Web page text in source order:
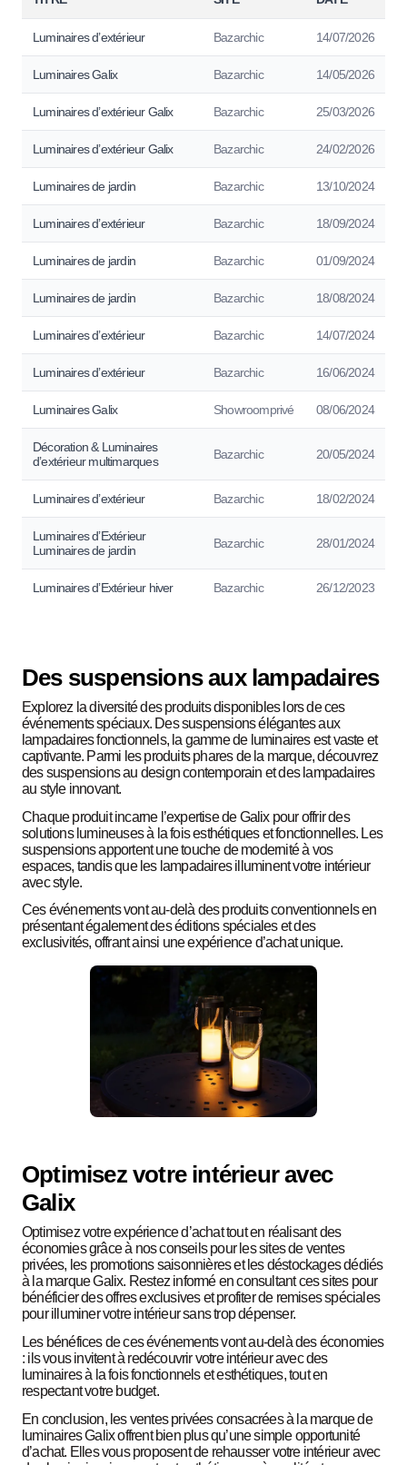
Luminaires d’extérieur Bazarchic 14/07/2026
Luminaires Galix Bazarchic 14/05/2026
Luminaires d’extérieur Galix Bazarchic 25/03/2026
Luminaires d’extérieur Galix Bazarchic 24/02/2026
Luminaires de jardin Bazarchic 13/10/2024
Luminaires d’extérieur Bazarchic 18/09/2024
Luminaires de jardin Bazarchic 01/09/2024
Luminaires de jardin Bazarchic 18/08/2024
Luminaires d’extérieur Bazarchic 14/07/2024
Luminaires d’extérieur Bazarchic 16/06/2024
Luminaires Galix Showroomprivé 08/06/2024
Décoration & Luminaires
d’extérieur multimarques
Bazarchic 20/05/2024
Luminaires d’extérieur Bazarchic 18/02/2024
Luminaires d’Extérieur
Luminaires de jardin
Bazarchic 28/01/2024
Luminaires d’Extérieur hiver Bazarchic 26/12/2023
Des suspensions aux lampadaires
Explorez la diversité des produits disponibles lors de ces
événements spéciaux. Des suspensions élégantes aux
lampadaires fonctionnels, la gamme de luminaires est vaste et
captivante. Parmi les produits phares de la marque, découvrez
des suspensions au design contemporain et des lampadaires
au style innovant.
Chaque produit incarne l’expertise de Galix pour offrir des
solutions lumineuses à la fois esthétiques et fonctionnelles. Les
suspensions apportent une touche de modernité à vos
espaces, tandis que les lampadaires illuminent votre intérieur
avec style.
Ces événements vont au-delà des produits conventionnels en
présentant également des éditions spéciales et des
exclusivités, offrant ainsi une expérience d’achat unique.
Optimisez votre intérieur avec
Galix
Optimisez votre expérience d’achat tout en réalisant des
économies grâce à nos conseils pour les sites de ventes
privées, les promotions saisonnières et les déstockages dédiés
à la marque Galix. Restez informé en consultant ces sites pour
bénéficier des offres exclusives et profiter de remises spéciales
pour illuminer votre intérieur sans trop dépenser.
Les bénéfices de ces événements vont au-delà des économies
: ils vous invitent à redécouvrir votre intérieur avec des
luminaires à la fois fonctionnels et esthétiques, tout en
respectant votre budget.
En conclusion, les ventes privées consacrées à la marque de
luminaires Galix offrent bien plus qu’une simple opportunité
d’achat. Elles vous proposent de rehausser votre intérieur avec